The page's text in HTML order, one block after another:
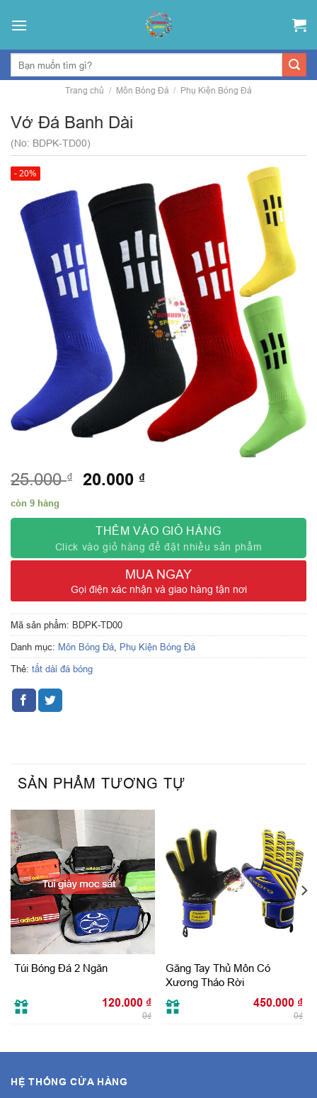
Trang chủ / Môn Bóng Đá / Phụ Kiện Bóng Đá
Vớ Đá Banh Dài
(No: BDPK-TD00)
- 20%
25.000₫
Giá
25.000 ₫.
20.000 ₫Giá
là:
20.000 ₫.
còn 9 hàng
THÊM VÀO GIỎ HÀNG
Click vào giỏ hàng để đặt nhiều sản phẩm
MUA NGAY
Gọi điện xác nhận và giao hàng tận nơi
Mã sản phẩm: BDPK-TD00
Danh mục: Môn Bóng Đá Phụ Kiện Bóng Đá
Thẻ: tất dài đá bóng
SẢN PHẨM TƯƠNG TỰ
Túi Bóng Đá 2 Ngăn
120.000 ₫
0₫
Găng Tay Thủ Môn Có
Xương Tháo Rời
450.000 ₫
0₫
HỆ THỐNG CỬA HÀNG